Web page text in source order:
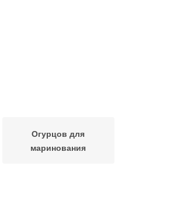
Огурцов для
маринования